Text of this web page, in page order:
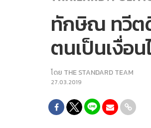
ทักษิณ ทวีต
ตนเป็นเงื่อ
โดย THE STANDARD TEAM
27.03.2019